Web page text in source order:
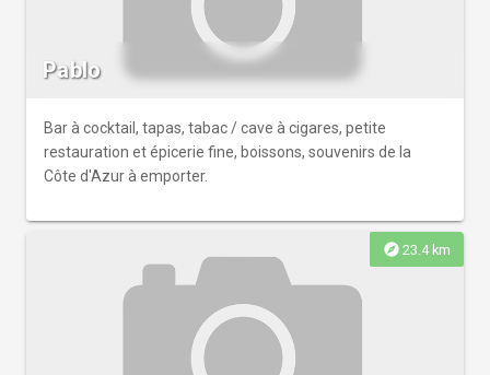
Pablo
Bar à cocktail, tapas, tabac / cave à cigares, petite
restauration et épicerie fine, boissons, souvenirs de la
Côte d'Azur à emporter.
explore 23.4 km